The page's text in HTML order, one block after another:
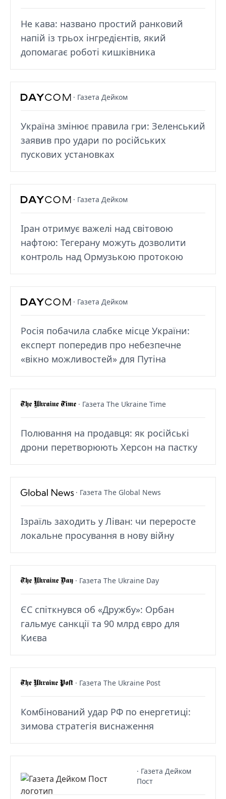
Не кава: названо простий ранковий
напій із трьох інгредієнтів, який
допомагає роботі кишківника
· Газета Дейком
Україна змінює правила гри: Зеленський
заявив про удари по російських
пускових установках
· Газета Дейком
Іран отримує важелі над світовою
нафтою: Тегерану можуть дозволити
контроль над Ормузькою протокою
· Газета Дейком
Росія побачила слабке місце України:
експерт попередив про небезпечне
«вікно можливостей» для Путіна
· Газета The Ukraine Time
Полювання на продавця: як російські
дрони перетворюють Херсон на пастку
· Газета The Global News
Ізраїль заходить у Ліван: чи переросте
локальне просування в нову війну
· Газета The Ukraine Day
ЄС спіткнувся об «Дружбу»: Орбан
гальмує санкції та 90 млрд євро для
Києва
· Газета The Ukraine Post
Комбінований удар РФ по енергетиці:
зимова стратегія виснаження
· Газета Дейком
Пост